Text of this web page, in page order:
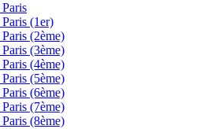
Paris
Paris (1er)
Paris (2ème)
Paris (3ème)
Paris (4ème)
Paris (5ème)
Paris (6ème)
Paris (7ème)
Paris (8ème)